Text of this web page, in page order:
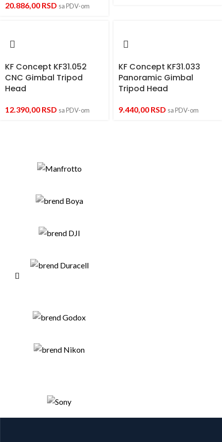
20.886,00 RSD sa PDV-om
KF Concept KF31.052
CNC Gimbal Tripod
Head
12.390,00 RSD sa PDV-om
KF Concept KF31.033
Panoramic Gimbal
Tripod Head
9.440,00 RSD sa PDV-om